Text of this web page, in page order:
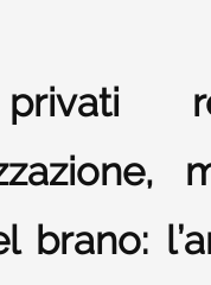
privati
brano: